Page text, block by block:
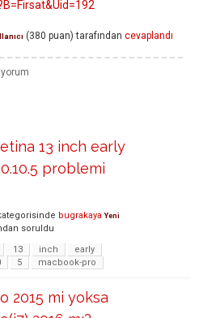
(380 puan) tarafından cevaplandı
13 inch early
problemi
bugrakaya Yeni
soruldu
13 inch
early
5 macbook-pro
2015 mi yoksa